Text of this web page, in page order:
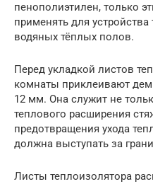
пенополиэтилен, только
применять для
водяных тёплых полов.
Перед укладкой листов
комнаты приклеивают
12 мм. Она служит не
теплового расширения
предотвращения ухода
должна выступать за
Листы теплоизолятора